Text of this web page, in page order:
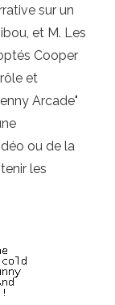
sur un
et M. Les
Cooper
et
Arcade"
ou de la
les